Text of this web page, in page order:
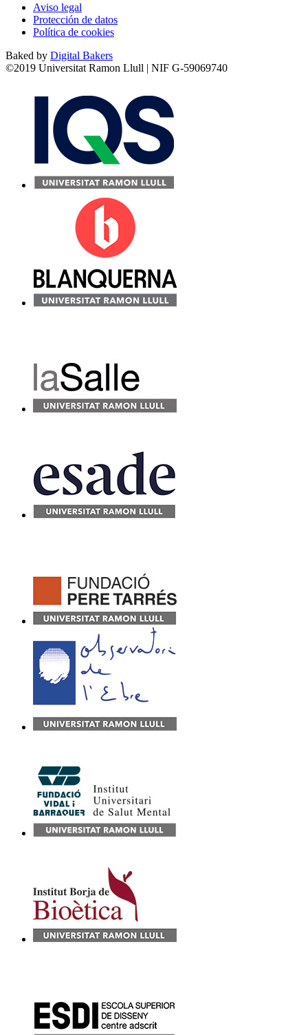
Aviso legal
Protección de datos
Política de cookies
Baked by Digital Bakers
©2019 Universitat Ramon Llull | NIF G-59069740